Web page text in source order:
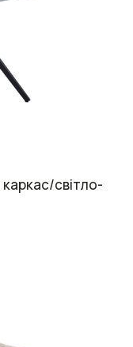
каркас/світло-